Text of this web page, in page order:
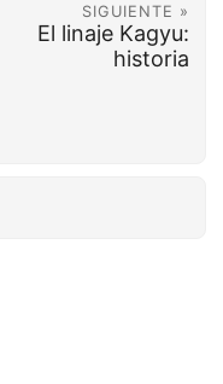
SIGUIENTE »
El linaje Kagyu:
historia